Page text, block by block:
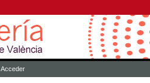
Acceder